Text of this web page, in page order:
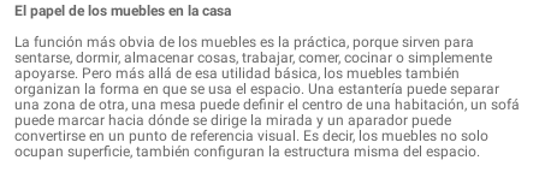
El papel de los muebles en la casa
La función más obvia de los muebles es la práctica, porque sirven para
sentarse, dormir, almacenar cosas, trabajar, comer, cocinar o simplemente
apoyarse. Pero más allá de esa utilidad básica, los muebles también
organizan la forma en que se usa el espacio. Una estantería puede separar
una zona de otra, una mesa puede definir el centro de una habitación, un sofá
puede marcar hacia dónde se dirige la mirada y un aparador puede
convertirse en un punto de referencia visual. Es decir, los muebles no solo
ocupan superficie, también configuran la estructura misma del espacio.